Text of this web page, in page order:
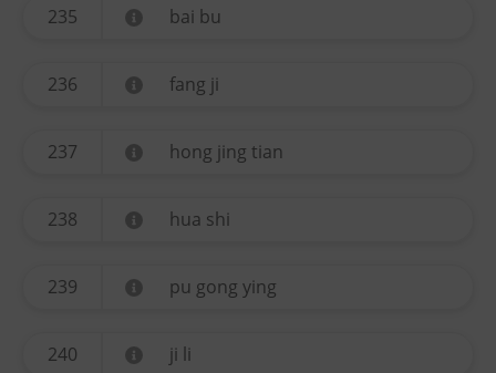
235 bai bu
236 fang ji
237 hong jing tian
238 hua shi
239 pu gong ying
240 ji li